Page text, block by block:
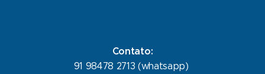
Contato:
91 98478 2713 (whatsapp)